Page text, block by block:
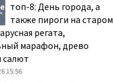
топ-8: День города, а
также пироги на старом
регата,
марафон, древо
салют
15:56